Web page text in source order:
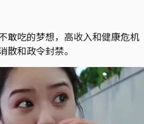
敢吃的梦想，高收入和健康危机
散和政令封禁。